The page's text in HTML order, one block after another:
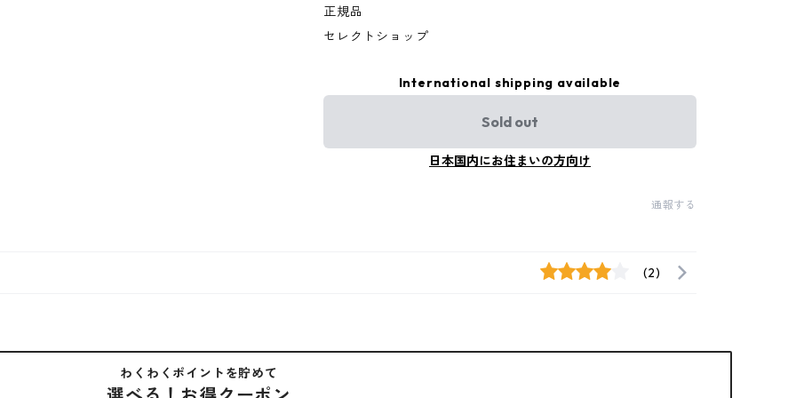
正規品
セレクトショップ
International shipping available
Sold out
日本国内にお住まいの方向け
通報する
(2)
わくわくポイントを貯めて